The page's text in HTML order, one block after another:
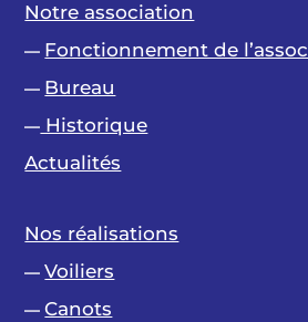
Notre association
— Fonctionnement de
— Bureau
— Historique
Actualités
Nos réalisations
— Voiliers
— Canots